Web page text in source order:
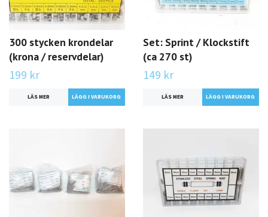
300 stycken krondelar
(krona / reservdelar)
199 kr
LÄS MER
Set: Sprint / Klockstift
(ca 270 st)
149 kr
LÄS MER